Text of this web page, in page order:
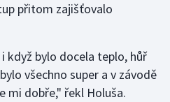
přitom zajišťovalo
když bylo docela teplo, hůř
všechno super a v závodě
mi dobře," řekl Holuša.